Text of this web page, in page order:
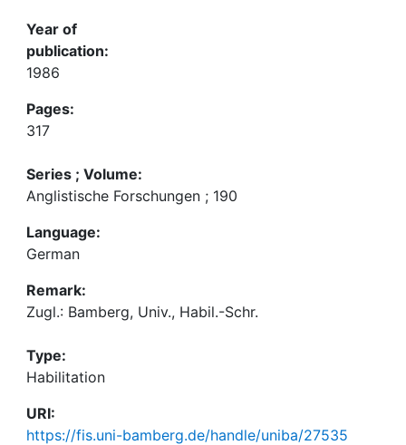
Year of
publication:
1986
Pages:
317
Series ; Volume:
Anglistische Forschungen ; 190
Language:
German
Remark:
Zugl.: Bamberg, Univ., Habil.-Schr.
Type:
Habilitation
URI:
https://fis.uni-bamberg.de/handle/uniba/27535